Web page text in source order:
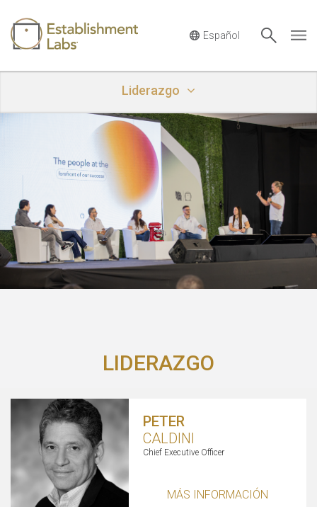
Main Navigation
Liderazgo
LIDERAZGO
PETER
CALDINI
Chief Executive Officer
MÁS INFORMACIÓN